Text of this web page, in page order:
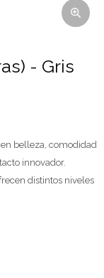
- Gris
belleza, comodidad
innovador.
distintos niveles